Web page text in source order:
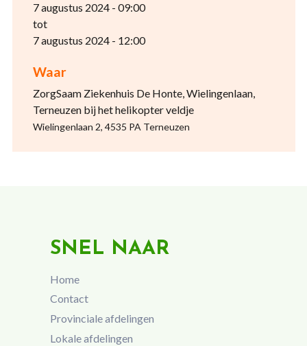
7 augustus 2024 - 09:00
tot
7 augustus 2024 - 12:00
Waar
ZorgSaam Ziekenhuis De Honte, Wielingenlaan,
Terneuzen bij het helikopter veldje
Wielingenlaan 2, 4535 PA Terneuzen
SNEL NAAR
Home
Contact
Provinciale afdelingen
Lokale afdelingen